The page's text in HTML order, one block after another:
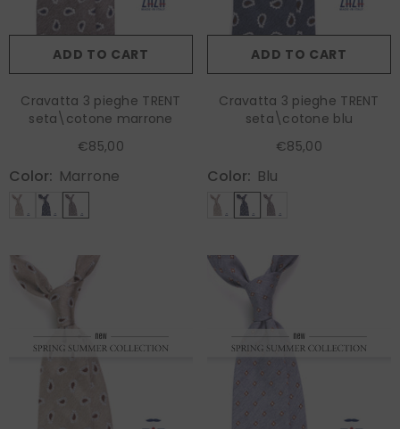
ADD TO CART
Cravatta 3 pieghe TRENT
seta\cotone marrone
€85,00
Color: Marrone
ADD TO CART
Cravatta 3 pieghe TRENT
seta\cotone blu
€85,00
Color: Blu